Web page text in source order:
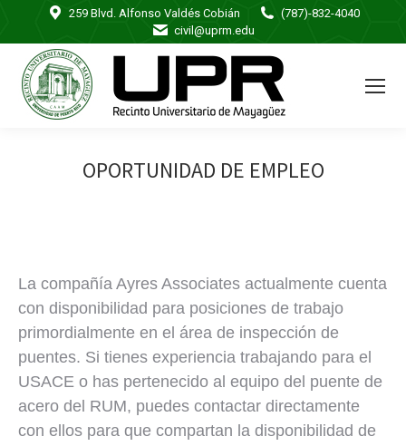
259 Blvd. Alfonso Valdés Cobián
(787)-832-4040
civil@uprm.edu
OPORTUNIDAD DE EMPLEO
La compañía Ayres Associates actualmente cuenta
con disponibilidad para posiciones de trabajo
primordialmente en el área de inspección de
puentes. Si tienes experiencia trabajando para el
USACE o has pertenecido al equipo del puente de
acero del RUM, puedes contactar directamente
con ellos para que compartan la disponibilidad de